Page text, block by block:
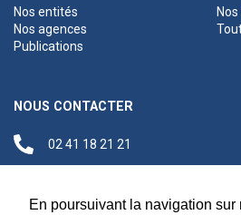
En poursuivant la navigation sur
Nos entités
Nos agences
Publications
NOUS CONTACTER
02 41 18 21 21
Siège social